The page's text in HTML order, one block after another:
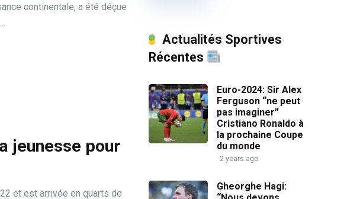
continentale, a été déçue
jeunesse pour
et est arrivée en quarts de
Actualités Sportives
Récentes
Euro-2024: Sir Alex
Ferguson “ne peut
pas imaginer”
Cristiano Ronaldo à
la prochaine Coupe
du monde
2 years ago
Gheorghe Hagi: